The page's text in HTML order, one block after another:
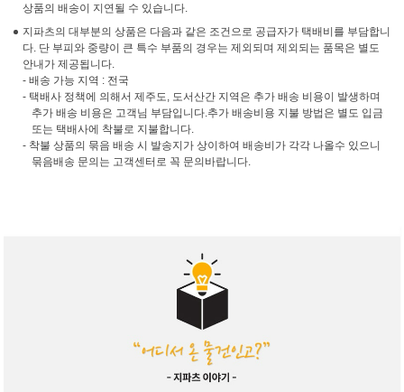
상품의 배송이 지연될 수 있습니다.
지파츠의 대부분의 상품은 다음과 같은 조건으로 공급자가 택배비를 부담합니
다. 단 부피와 중량이 큰 특수 부품의 경우는 제외되며 제외되는 품목은 별도
안내가 제공됩니다.
- 배송 가능 지역 : 전국
- 택배사 정책에 의해서 제주도, 도서산간 지역은 추가 배송 비용이 발생하며
추가 배송 비용은 고객님 부담입니다.추가 배송비용 지불 방법은 별도 입금
또는 택배사에 착불로 지불합니다.
- 착불 상품의 묶음 배송 시 발송지가 상이하여 배송비가 각각 나올수 있으니
묶음배송 문의는 고객센터로 꼭 문의바랍니다.